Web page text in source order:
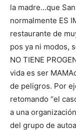
la madre…que
normalmente ES
restaurante de
pos ya ni modos,
NO TIENE
vida es ser
de peligros. Por
retomando “el
a una
del grupo de